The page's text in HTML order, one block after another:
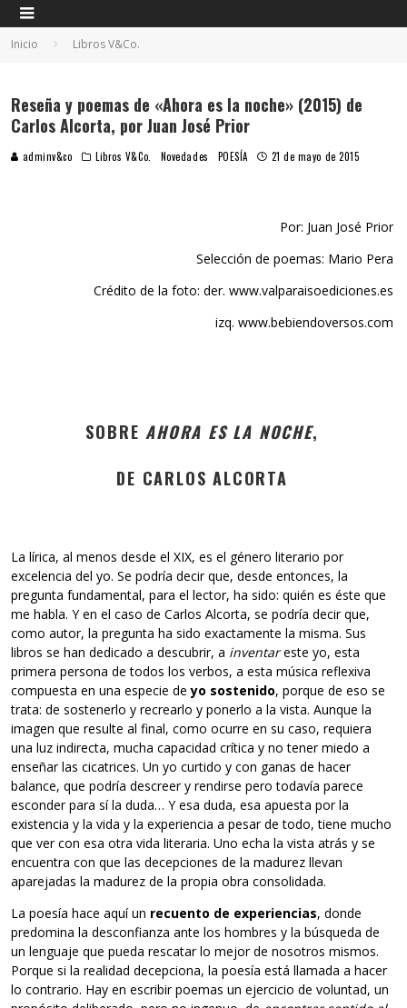
Inicio Libros V&Co.
Reseña y poemas de «Ahora es la noche» (2015) de
Carlos Alcorta, por Juan José Prior
adminv&co Libros V&Co. Novedades POESÍA 21 de mayo de 2015
Por: Juan José Prior
Selección de poemas: Mario Pera
Crédito de la foto: der. www.valparaisoediciones.es
izq. www.bebiendoversos.com
SOBRE AHORA ES LA NOCHE,
DE CARLOS ALCORTA
La lírica, al menos desde el XIX, es el género literario por
excelencia del yo. Se podría decir que, desde entonces, la
pregunta fundamental, para el lector, ha sido: quién es éste que
me habla. Y en el caso de Carlos Alcorta, se podría decir que,
como autor, la pregunta ha sido exactamente la misma. Sus
libros se han dedicado a descubrir, a inventareste yo, esta
primera persona de todos los verbos, a esta música reflexiva
compuesta en una especie deyo sostenido, porque de eso se
trata: de sostenerlo y recrearlo y ponerlo a la vista. Aunque la
imagen que resulte al final, como ocurre en su caso, requiera
una luz indirecta, mucha capacidad crítica y no tener miedo a
enseñar las cicatrices. Un yo curtido y con ganas de hacer
balance, que podría descreer y rendirse pero todavía parece
esconder para sí la duda… Y esa duda, esa apuesta por la
existencia y la vida y la experiencia a pesar de todo, tiene mucho
que ver con esa otra vida literaria. Uno echa la vista atrás y se
encuentra con que las decepciones de la madurez llevan
aparejadas la madurez de la propia obra consolidada.
La poesía hace aquí un recuento de experiencias, donde
predomina la desconfianza ante los hombres y la búsqueda de
un lenguaje que pueda rescatar lo mejor de nosotros mismos.
Porque si la realidad decepciona, la poesía está llamada a hacer
lo contrario. Hay en escribir poemas un ejercicio de voluntad, un